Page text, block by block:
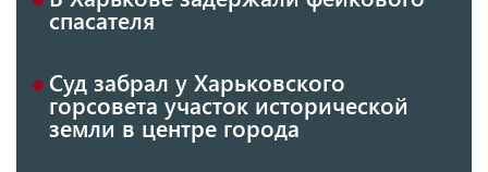
спасателя
Суд забрал у Харьковского
горсовета участок исторической
земли в центре города